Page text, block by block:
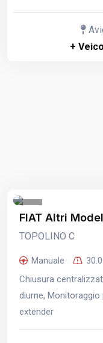
+
FIAT Altri
TOPOLINO C
Manuale
Chiusura
diurne, Monitoraggio
extender